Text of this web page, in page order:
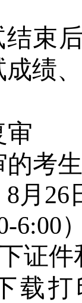
结束
成绩
审
考
8月 26
6:00
证
载